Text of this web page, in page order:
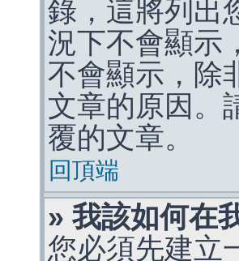
錄，這將列出
況下不會顯示
不會顯示，除
文章的原因。
覆的文章。
回頂端
» 我該如何在
您必須先建立